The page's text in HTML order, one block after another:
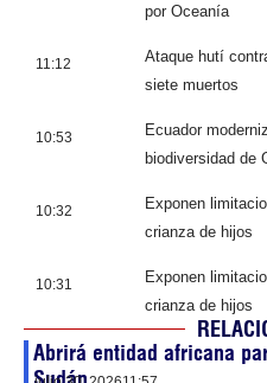
por Oceanía
11:12
Ataque hutí
siete muertos
10:53
Ecuador
biodiversidad de
10:32
Exponen
crianza de hijos
10:31
Exponen
crianza de hijos
Abrirá entidad africana